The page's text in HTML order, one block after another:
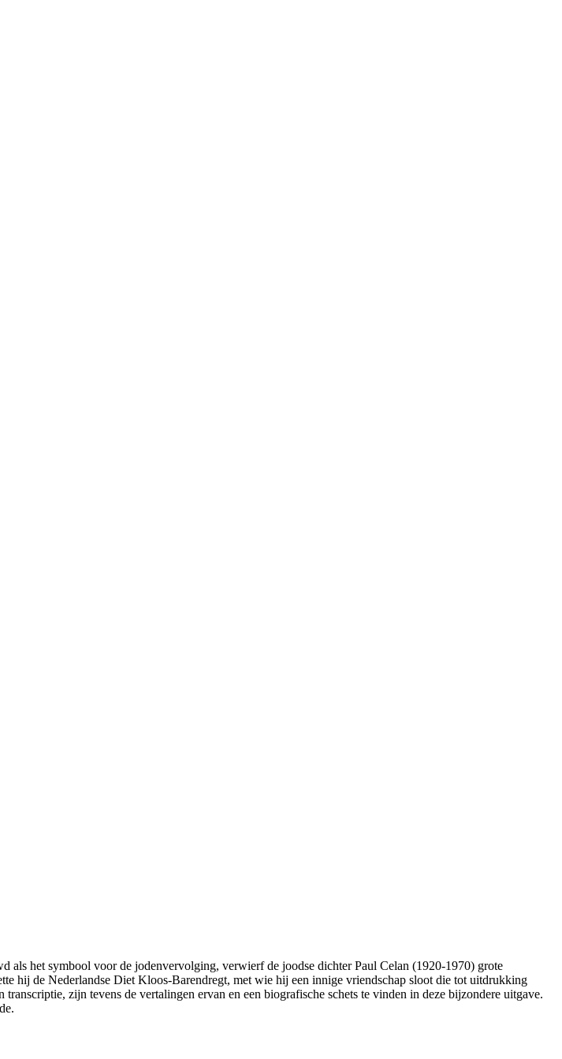
als het symbool voor de jodenvervolging, verwierf de joodse dichter Paul Celan (1920-1970) grote
hij de Nederlandse Diet Kloos-Barendregt, met wie hij een innige vriendschap sloot die tot uitdrukking
zijn tevens de vertalingen ervan en een biografische schets te vinden in deze bijzondere uitgave.